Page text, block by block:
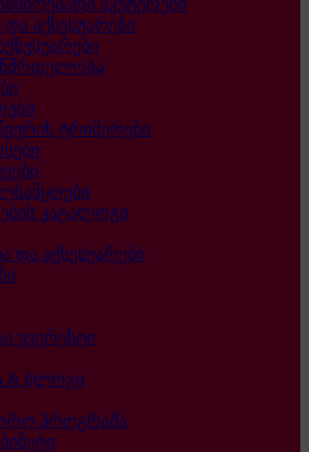
და აქსესუარები
ტრიმერები
კატალოგი
და აქსესუარები
ევერესტი
& ბლოგი
პროგრამა